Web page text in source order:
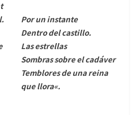
Por un instante
Dentro del castillo.
Las estrellas
Sombras sobre el cadáver
Temblores de una reina
que llora«.